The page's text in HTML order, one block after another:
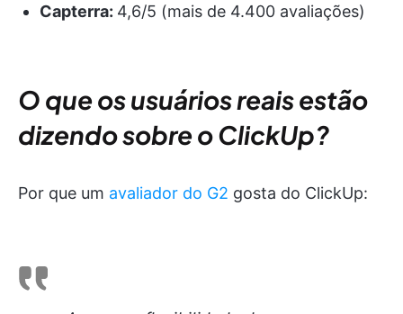
Capterra: 4,6/5 (mais de 4.400 avaliações)
O que os usuários reais estão
dizendo sobre o ClickUp?
Por que um avaliador do G2 gosta do ClickUp: